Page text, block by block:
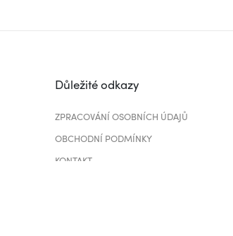
Důležité odkazy
ZPRACOVÁNÍ OSOBNÍCH ÚDAJŮ
OBCHODNÍ PODMÍNKY
KONTAKT